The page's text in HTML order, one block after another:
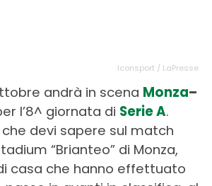
Iconsport / LaPresse
andrà in scena Monza–
l’8^ giornata di Serie A.
devi sapere sul match
“Brianteo” di Monza,
casa che hanno effettuato